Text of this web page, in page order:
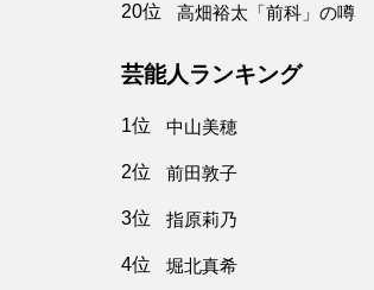
20位 高畑裕太「前科」の噂
芸能人ランキング
1位 中山美穂
2位 前田敦子
3位 指原莉乃
4位 堀北真希